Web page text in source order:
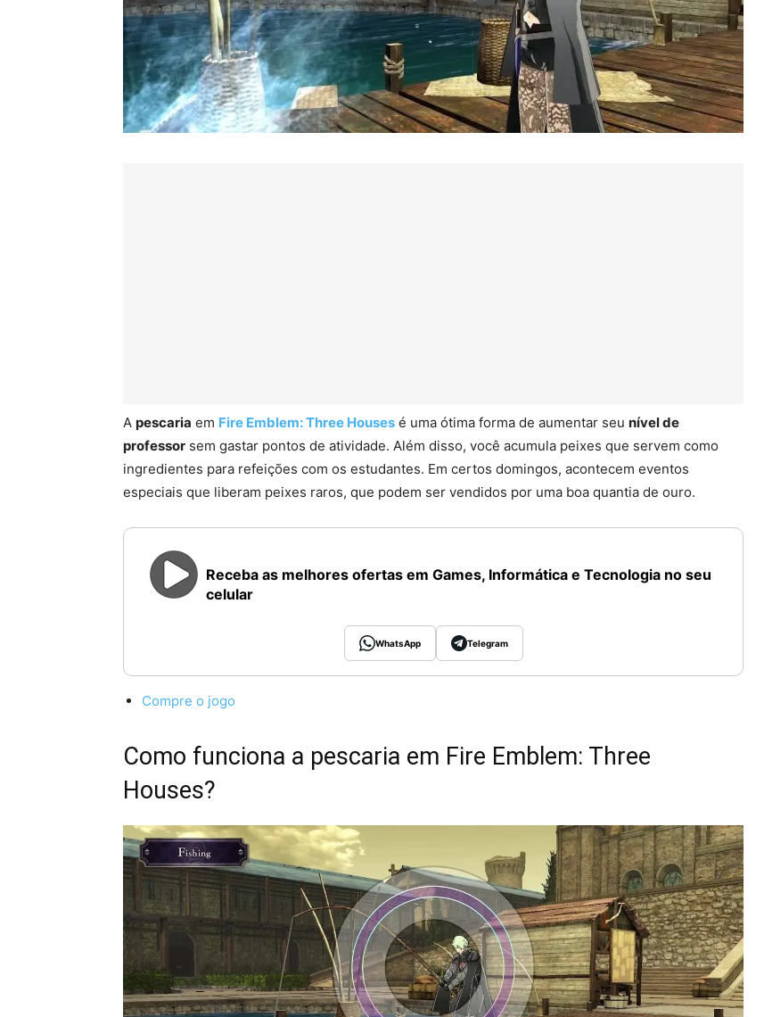
A pescaria em Fire Emblem: Three Houses é uma ótima forma de aumentar seu nível de
professor sem gastar pontos de atividade. Além disso, você acumula peixes que servem como
ingredientes para refeições com os estudantes. Em certos domingos, acontecem eventos
especiais que liberam peixes raros, que podem ser vendidos por uma boa quantia de ouro.
Receba as melhores ofertas em Games, Informática e Tecnologia no seu
celular
WhatsApp Telegram
Compre o jogo
Como funciona a pescaria em Fire Emblem: Three
Houses?